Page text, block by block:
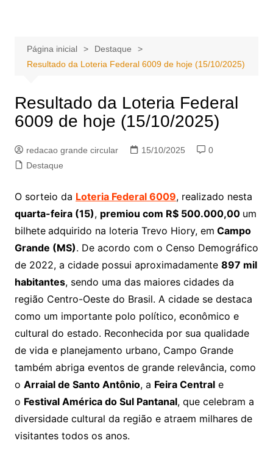
conteúdoPágina inicial
Destaque
Resultado da Loteria Federal 6009 de hoje (15/10/2025)
Resultado da Loteria Federal
6009 de hoje (15/10/2025)
redacao grande circular 15/10/2025
0
Destaque
O sorteio da Loteria Federal 6009, realizado nesta
quarta-feira (15), premiou com R$ 500.000,00 um
bilhete adquirido na loteria Trevo Hiory, em Campo
Grande (MS). De acordo com o Censo Demográfico
de 2022, a cidade possui aproximadamente 897 mil
habitantes, sendo uma das maiores cidades da
região Centro-Oeste do Brasil. A cidade se destaca
como um importante polo político, econômico e
cultural do estado. Reconhecida por sua qualidade
de vida e planejamento urbano, Campo Grande
também abriga eventos de grande relevância, como
o Arraial de Santo Antônio, a Feira Centrale
o Festival América do Sul Pantanal, que celebram a
diversidade cultural da região e atraem milhares de
visitantes todos os anos.